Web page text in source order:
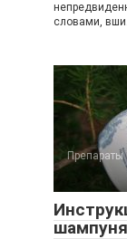
словами, вши.
Препараты